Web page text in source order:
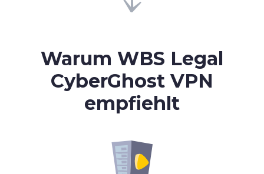
Warum WBS Legal
CyberGhost VPN
empfiehlt